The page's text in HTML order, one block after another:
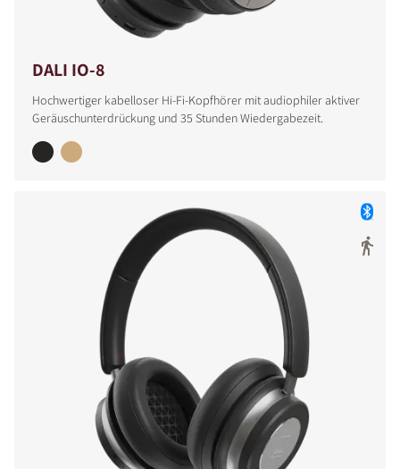
DALI IO-8
Hochwertiger kabelloser Hi-Fi-Kopfhörer mit audiophiler aktiver
Geräuschunterdrückung und 35 Stunden Wiedergabezeit.
PRODUKTE VERGLEICHEN